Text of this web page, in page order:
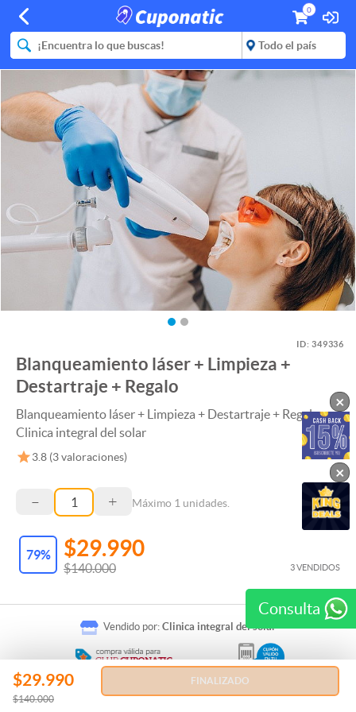
0
Consulta
ID:349336
Blanqueamiento láser + Limpieza +
Destartraje + Regalo
Blanqueamiento láser + Limpieza + Destartraje + Regalo en
Clinica integral del solar
3.8 (3 valoraciones)
– + Máximo 1 unidades.
79% $29.990
$140.000 3 VENDIDOS
Vendido por: Clinica integral del solar
$29.990
$140.000
FINALIZADO
×
×